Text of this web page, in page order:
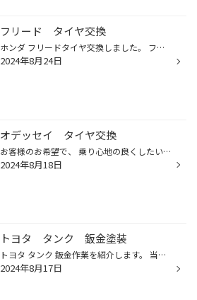
フリード タイヤ交換
ホンダ フリードタイヤ交換しました。 フリード タイヤ交換 交換したタイヤ タイヤサイズ 185/65R15 タイヤパターン ブリヂストン NEWNO 新しいタイヤでたくさんお出かけしてください！ 100KM点検の際にタイヤの感想を聞かせてください！
2024年8月24日
オデッセイ タイヤ交換
お客様のお希望で、 乗り心地の良くしたいので、 純正１８インチから１７インチに変更！ お客様が中古の綺麗な純正１７インチを、 準備して頂きました！ タイヤはもちろんレグノGRVⅡにしました。 タイヤ長持ちの為アライメントも実施しました！ 100KM点検お待ちしております。
2024年8月18日
トヨタ タンク 鈑金塗装
トヨタ タンク 鈑金作業を紹介します。 当店で単独事故にて 修理依頼が一番多い場所は 左リア タイヤ周辺です。 巻き込みやミラーでの死角が 関係あるかもしれませんね。 作業前 部品交換ではなく、鈑金塗装にて 修理しました。 作業後 作業は協力工場にて行います。 事前にご予約が必要になります...
2024年8月17日